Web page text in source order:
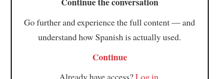
Go further and experience the full content — and
understand how Spanish is actually used.
Continue